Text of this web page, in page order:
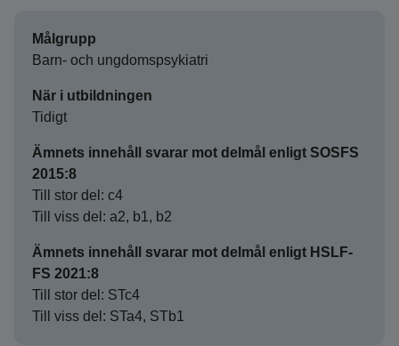
Målgrupp
Barn- och ungdomspsykiatri
När i utbildningen
Tidigt
Ämnets innehåll svarar mot delmål enligt SOSFS
2015:8
Till stor del: c4
Till viss del: a2, b1, b2
Ämnets innehåll svarar mot delmål enligt HSLF-
FS 2021:8
Till stor del: STc4
Till viss del: STa4, STb1